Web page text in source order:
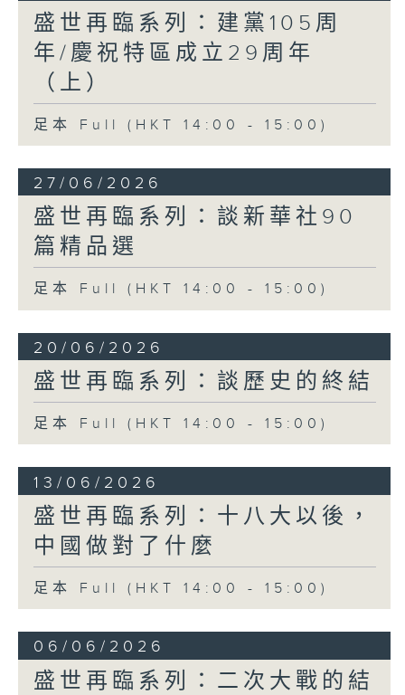
盛世再臨系列：建黨105周
年/慶祝特區成立29周年
（上）
足本 Full (HKT 14:00 - 15:00)
27/06/2026
盛世再臨系列：談新華社90
篇精品選
足本 Full (HKT 14:00 - 15:00)
20/06/2026
盛世再臨系列：談歷史的終結
足本 Full (HKT 14:00 - 15:00)
13/06/2026
盛世再臨系列：十八大以後，
中國做對了什麼
足本 Full (HKT 14:00 - 15:00)
06/06/2026
盛世再臨系列：二次大戰的結